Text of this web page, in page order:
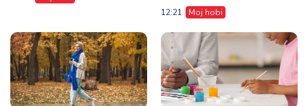
12:21 Moj hobi